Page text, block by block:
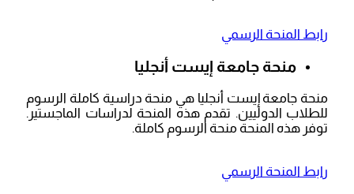
رابط المنحة الرسمي
منحة جامعة إيست أنجليا
منحة جامعة إيست أنجليا هي منحة دراسية كاملة الرسوم
للطلاب الدوليين. تقدم هذه المنحة لدراسات الماجستير.
توفر هذه المنحة منحة الرسوم كاملة.
رابط المنحة الرسمي